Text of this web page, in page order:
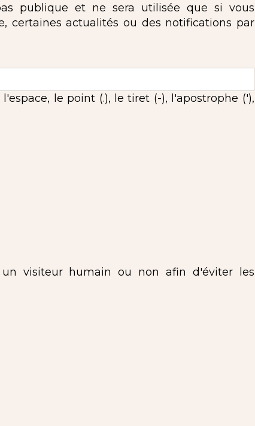
publique et ne sera utilisée que si vous
certaines actualités ou des notifications par
le point (.), le tiret (-), l'apostrophe ('),
visiteur humain ou non afin d'éviter les